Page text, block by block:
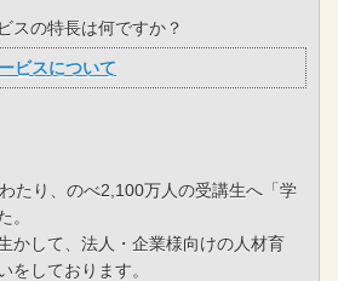
スの特長は何ですか？
ビスについて
たり、のべ2,100万人の受講生へ「学
。
かして、法人・企業様向けの人材育
をしております。